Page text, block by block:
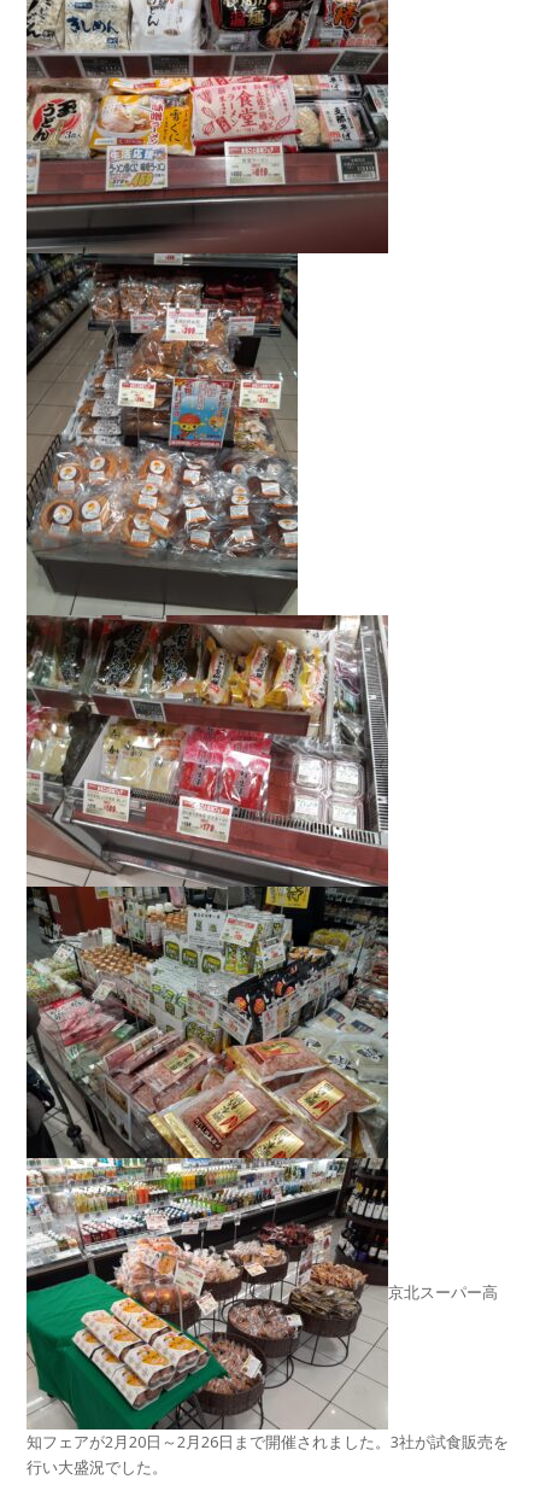
京北スーパー高
知フェアが2月20日～2月26日まで開催されました。3社が試食販売を
行い大盛況でした。